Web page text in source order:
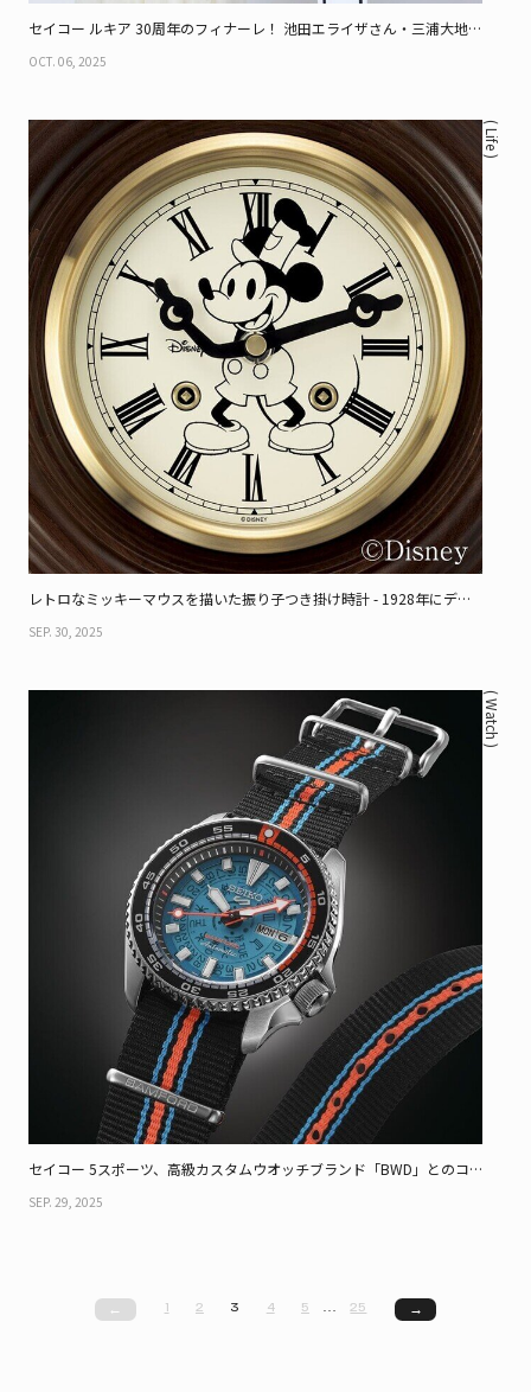
セイコー ルキア 30周年のフィナーレ！ 池田エライザさん・三浦大地さ
OCT. 06, 2025
レトロなミッキーマウスを描いた振り子つき掛け時計 - 1928年にディ
SEP. 30, 2025
( Life )
セイコー 5スポーツ、高級カスタムウオッチブランド「BWD」とのコ
SEP. 29, 2025
( Watch )
← 1 2 3 4 5 … 25 →